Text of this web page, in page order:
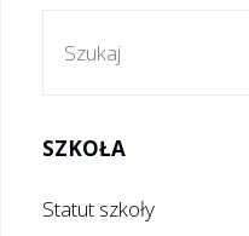
SZKOŁA
Statut szkoły